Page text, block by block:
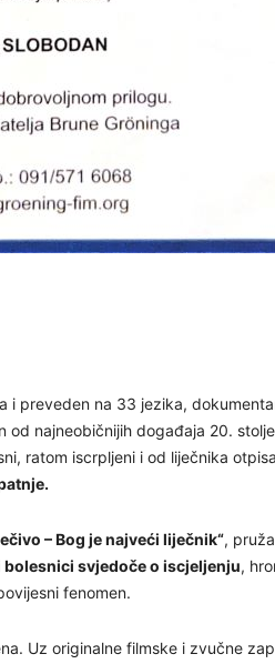
i preveden na 33 jezika,
od najneobičnijih događaja 20.
ratom iscrpljeni i od liječnika
– Bog je najveći liječnik“,
svjedoče o iscjeljenju,
fenomen.
Uz originalne filmske i zvučne